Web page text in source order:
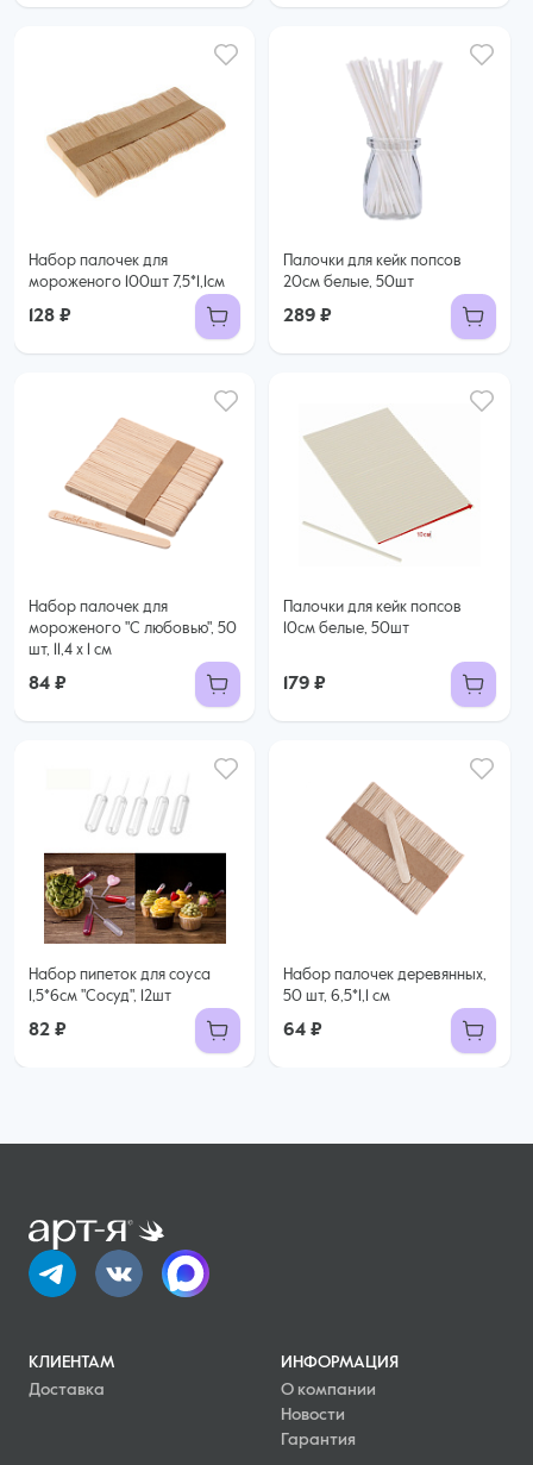
Набор палочек для
мороженого 100шт 7,5*1,1см
128 ₽
Палочки для кейк попсов
20см белые, 50шт
289 ₽
Набор палочек для
мороженого "С любовью", 50
шт, 11,4 х 1 см
84 ₽
Палочки для кейк попсов
10см белые, 50шт
179 ₽
Набор пипеток для соуса
1,5*6см "Сосуд", 12шт
82 ₽
Набор палочек деревянных,
50 шт, 6,5*1,1 см
64 ₽
КЛИЕНТАМ
Доставка
ИНФОРМАЦИЯ
О компании
Новости
Гарантия